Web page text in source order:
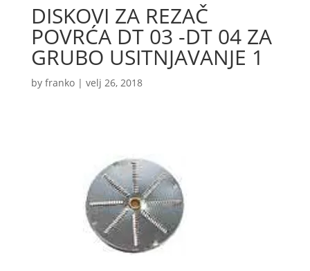
DISKOVI ZA REZAČ
POVRĆA DT 03 -DT 04 ZA
GRUBO USITNJAVANJE 1
by franko| velj 26, 2018